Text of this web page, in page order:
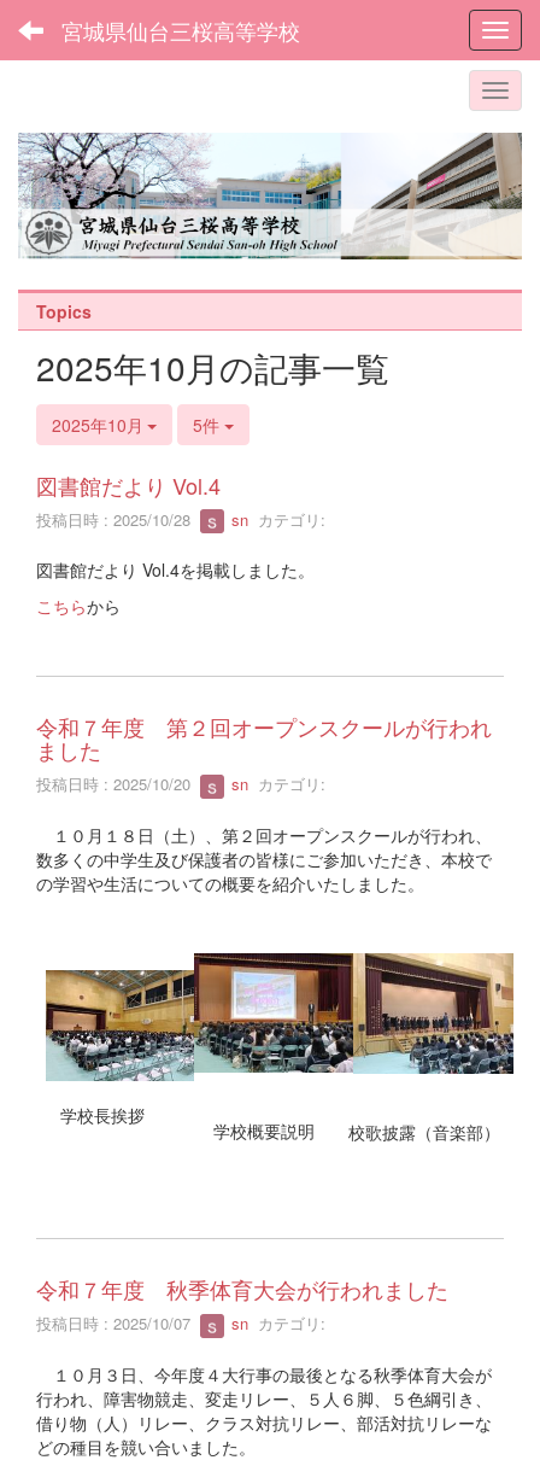
宮城県仙台三桜高等学校
Topics
2025年10月の記事一覧
2025年10月 5件
図書館だより Vol.4
投稿日時 : 2025/10/28 sn カテゴリ:
図書館だより Vol.4を掲載しました。
こちらから
令和７年度 第２回オープンスクールが行われ
ました
投稿日時 : 2025/10/20 sn カテゴリ:
１０月１８日（土）、第２回オープンスクールが行われ、
数多くの中学生及び保護者の皆様にご参加いただき、本校で
の学習や生活についての概要を紹介いたしました。
学校長挨拶
学校概要説明 校歌披露（音楽部）
令和７年度 秋季体育大会が行われました
投稿日時 : 2025/10/07 sn カテゴリ:
１０月３日、今年度４大行事の最後となる秋季体育大会が
行われ、障害物競走、変走リレー、５人６脚、５色綱引き、
借り物（人）リレー、クラス対抗リレー、部活対抗リレーな
どの種目を競い合いました。